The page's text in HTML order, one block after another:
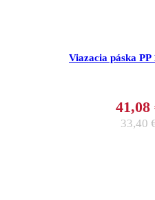
Viazacia páska
41,08
33,40